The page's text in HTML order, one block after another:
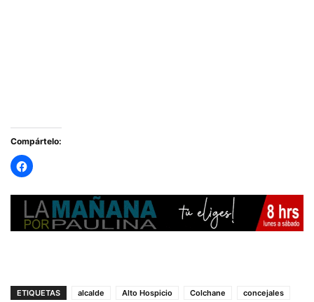
Compártelo:
ETIQUETAS alcalde Alto Hospicio Colchane
concejales